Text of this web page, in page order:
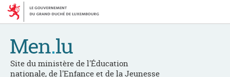
Bei
den
Aller
au
Site du ministère de l'Éducation
nationale, de l'Enfance et de la Jeunesse